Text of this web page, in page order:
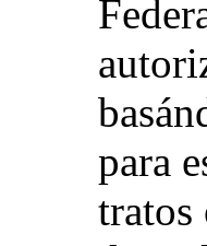
para
tratos